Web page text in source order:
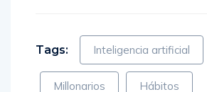
Tags: Inteligencia artificial
Millonarios Hábitos